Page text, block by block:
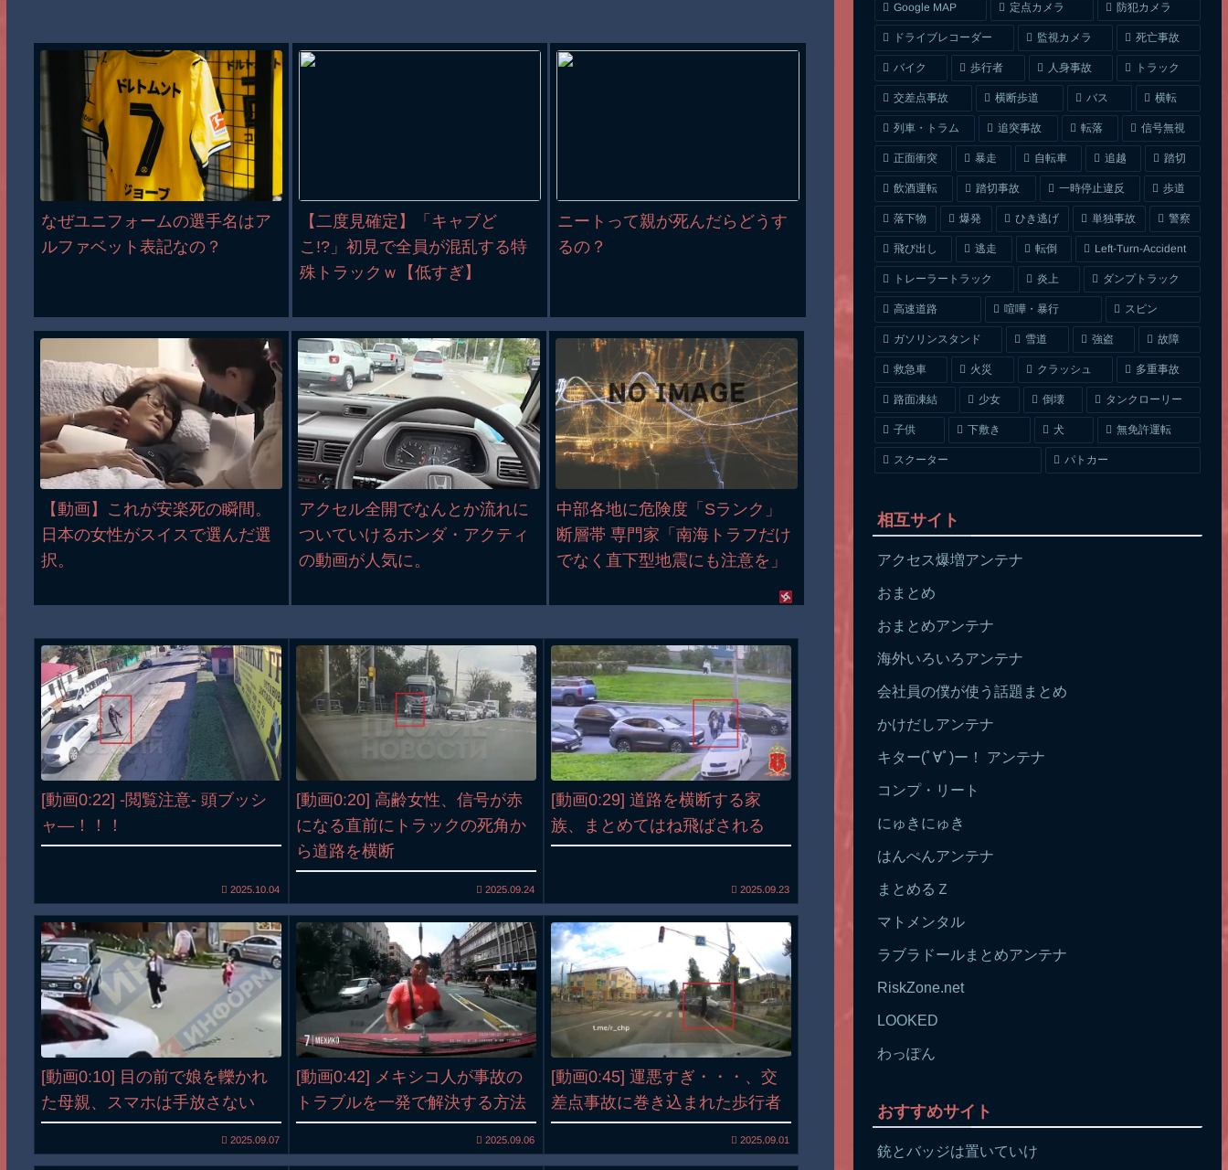
なぜユニフォームの選手名はア
ルファベット表記なの？
【二度見確定】「キャブど
こ!?」初見で全員が混乱する特
殊トラックｗ【低すぎ】
ニートって親が死んだらどうす
るの？
【動画】これが安楽死の瞬間。
日本の女性がスイスで選んだ選
択。
アクセル全開でなんとか流れに
ついていけるホンダ・アクティ
の動画が人気に。
中部各地に危険度「Sランク」
断層帯 専門家「南海トラフだけ
でなく直下型地震にも注意を」
[動画0:22] -閲覧注意- 頭ブッシ
ャ―！！！
2025.10.04
[動画0:20] 高齢女性、信号が赤
になる直前にトラックの死角か
ら道路を横断
2025.09.24
[動画0:29] 道路を横断する家
族、まとめてはね飛ばされる
2025.09.23
[動画0:10] 目の前で娘を轢かれ
た母親、スマホは手放さない
2025.09.07
[動画0:42] メキシコ人が事故の
トラブルを一発で解決する方法
2025.09.06
[動画0:45] 運悪すぎ・・・、交
差点事故に巻き込まれた歩行者
2025.09.01
Google MAP 定点カメラ 防犯カメラ
ドライブレコーダー 監視カメラ 死亡事故
バイク 歩行者 人身事故 トラック
交差点事故 横断歩道 バス 横転
列車・トラム 追突事故 転落 信号無視
正面衝突 暴走 自転車 追越 踏切
飲酒運転 踏切事故 一時停止違反 歩道
落下物 爆発 ひき逃げ 単独事故 警察
飛び出し 逃走 転倒 Left-Turn-Accident
トレーラートラック 炎上 ダンプトラック
高速道路 喧嘩・暴行 スピン
ガソリンスタンド 雪道 強盗 故障
救急車 火災 クラッシュ 多重事故
路面凍結 少女 倒壊 タンクローリー
子供 下敷き 犬 無免許運転
スクーター パトカー
相互サイト
アクセス爆増アンテナ
おまとめ
おまとめアンテナ
海外いろいろアンテナ
会社員の僕が使う話題まとめ
かけだしアンテナ
キター(ﾟ∀ﾟ)ー！ アンテナ
コンプ・リート
にゅきにゅき
はんぺんアンテナ
まとめるＺ
マトメンタル
ラブラドールまとめアンテナ
RiskZone.net
LOOKED
わっぽん
おすすめサイト
銃とバッジは置いていけ